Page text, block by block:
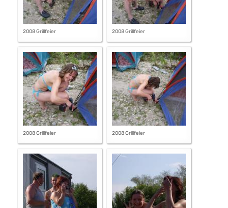
2008 Grillfeier 2008 Grillfeier
2008 Grillfeier 2008 Grillfeier